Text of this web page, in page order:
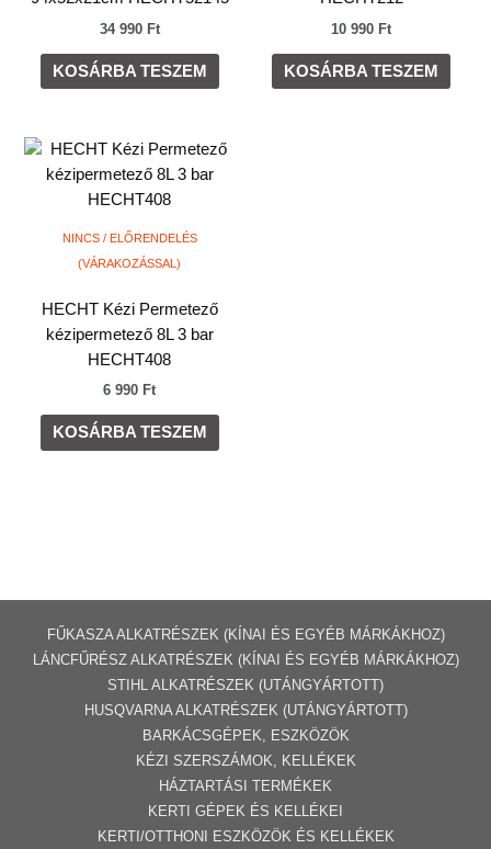
34 990 Ft
KOSÁRBA TESZEM
10 990 Ft
KOSÁRBA TESZEM
NINCS / ELŐRENDELÉS
(VÁRAKOZÁSSAL)
HECHT Kézi Permetező
kézipermetező 8L 3 bar
HECHT408
6 990 Ft
KOSÁRBA TESZEM
FŰKASZA ALKATRÉSZEK (KÍNAI ÉS EGYÉB MÁRKÁKHOZ)
LÁNCFŰRÉSZ ALKATRÉSZEK (KÍNAI ÉS EGYÉB MÁRKÁKHOZ)
STIHL ALKATRÉSZEK (UTÁNGYÁRTOTT)
HUSQVARNA ALKATRÉSZEK (UTÁNGYÁRTOTT)
BARKÁCSGÉPEK
ESZKÖZÖK
KÉZI SZERSZÁMOK, KELLÉKEK
HÁZTARTÁSI TERMÉKEK
KERTI GÉPEK ÉS KELLÉKEI
KERTI/OTTHONI ESZKÖZÖK ÉS KELLÉKEK